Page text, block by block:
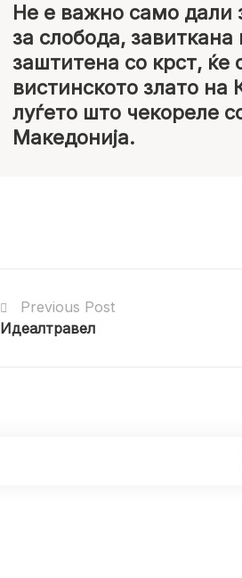
Не е важно само дали
за слобода,
заштитена со крст, ќе
вистинското злато на
луѓето што чекореле
Македонија.
Previous Post
Идеалтравел